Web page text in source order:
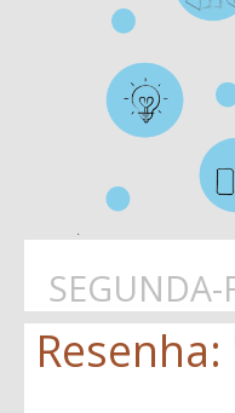
SEGUNDA-